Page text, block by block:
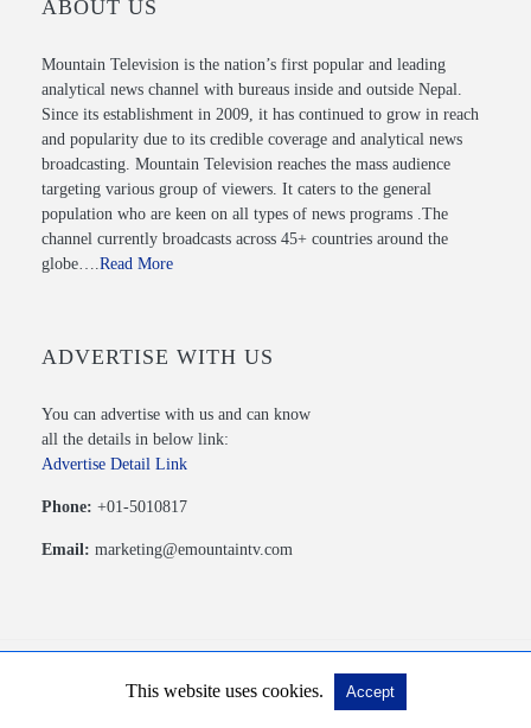
ABOUT US
Mountain Television is the nation’s first popular and leading
analytical news channel with bureaus inside and outside Nepal.
Since its establishment in 2009, it has continued to grow in reach
and popularity due to its credible coverage and analytical news
broadcasting. Mountain Television reaches the mass audience
targeting various group of viewers. It caters to the general
population who are keen on all types of news programs .The
channel currently broadcasts across 45+ countries around the
globe….Read More
ADVERTISE WITH US
You can advertise with us and can know
all the details in below link:
Advertise Detail Link
Phone: +01-5010817
Email: marketing@emountaintv.com
© 2020 Mountain TV PVT. LTD. All Rights Reserved. View Non-AMP Version
This website uses cookies. Accept